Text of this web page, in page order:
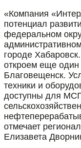
«Компания
потенциал
федеральном
городе
откроем еще
Благовещенск.
техники и
доступны для
отмечает
Елизавета